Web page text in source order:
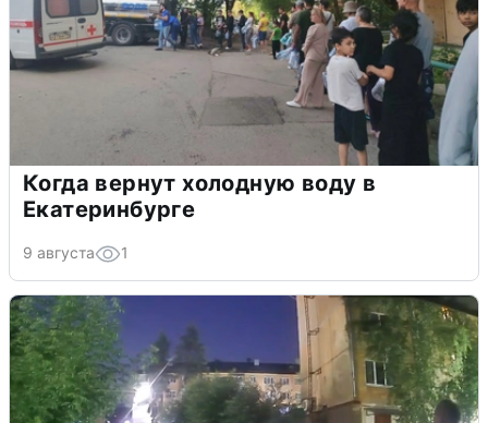
Когда вернут холодную воду в
Екатеринбурге
9 августа 1